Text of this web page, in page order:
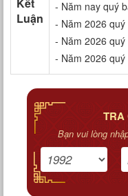
Luận
- Năm nay quý
- Năm 2026
- Năm 2026
- Năm 2026
TRA
Bạn vui lòng